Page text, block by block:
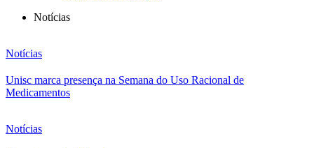
Notícias
Notícias
Unisc marca presença na Semana do Uso Racional de
Medicamentos
Notícias